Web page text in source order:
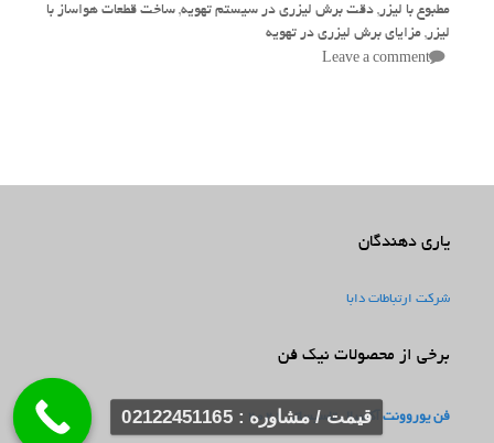
مطبوع با لیزر , دقت برش لیزری در سیستم تهویه, ساخت قطعات هواساز با
لیزر , مزایای برش لیزری در تهویه
Leave a comment
یاری دهندگان
شرکت ارتباطات دابا
برخی از محصولات نیک فن
فن یوروونت آکسیال تاسیساتی 2021
قیمت / مشاوره : 02122451165